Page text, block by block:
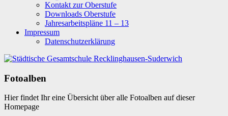
Kontakt zur Oberstufe
Downloads Oberstufe
Jahresarbeitspläne 11 – 13
Impressum
Datenschutzerklärung
Fotoalben
Hier findet Ihr eine Übersicht über alle Fotoalben auf dieser
Homepage